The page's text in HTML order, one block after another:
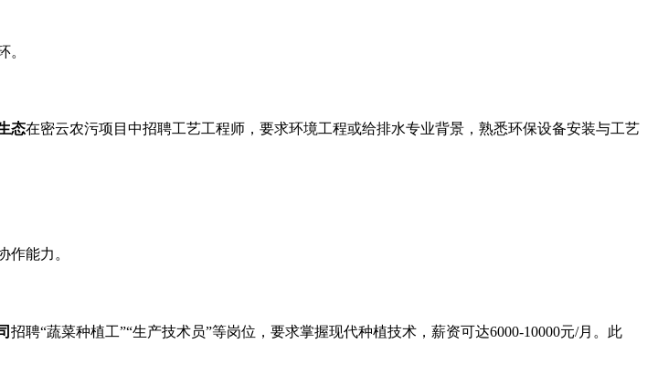
。
态在密云农污项目中招聘工艺工程师，要求环境工程或给排水专业背景，熟悉环保设备安装与工艺
作能力。
招聘“蔬菜种植工”“生产技术员”等岗位，要求掌握现代种植技术，薪资可达6000-10000元/月。此